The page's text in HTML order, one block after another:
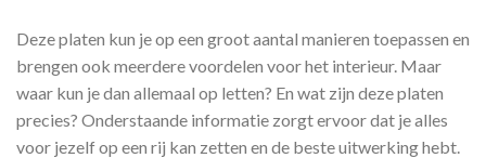
Deze platen kun je op een groot aantal manieren toepassen en
brengen ook meerdere voordelen voor het interieur. Maar
waar kun je dan allemaal op letten? En wat zijn deze platen
precies? Onderstaande informatie zorgt ervoor dat je alles
voor jezelf op een rij kan zetten en de beste uitwerking hebt.